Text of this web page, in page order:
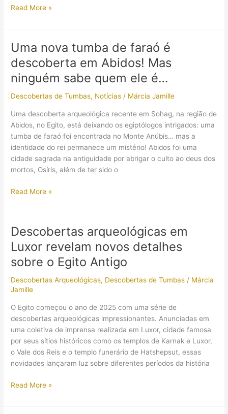
Arqueólogos
anunciar
a
descoberta
três
de
nobres
do
Novo
Império!
Read More »
Uma nova tumba de faraó é
descoberta em Abidos! Mas
ninguém sabe quem ele é…
Descobertas de Tumbas, Notícias / Márcia Jamille
Uma descoberta arqueológica recente em Sohag, na região de
Abidos, no Egito, está deixando os egiptólogos intrigados: uma
tumba de faraó foi encontrada no Monte Anúbis… mas a
identidade do rei permanece um mistério! Abidos foi uma
cidade sagrada na antiguidade por abrigar o culto ao deus dos
mortos, Osíris, além de ter sido o
Uma
faraó
descoberta
em
Abidos!
Mas
sabe
é…
Read More »
Descobertas arqueológicas em
Luxor revelam novos detalhes
sobre o Egito Antigo
Descobertas Arqueológicas, Descobertas de Tumbas / Márcia
Jamille
O Egito começou o ano de 2025 com uma série de
descobertas arqueológicas impressionantes. Anunciadas em
uma coletiva de imprensa realizada em Luxor, cidade famosa
por seus sítios históricos como os templos de Karnak e Luxor,
o Vale dos Reis e o templo funerário de Hatshepsut, essas
novidades lançaram luz sobre diferentes períodos da história
Descobertas
Read More »